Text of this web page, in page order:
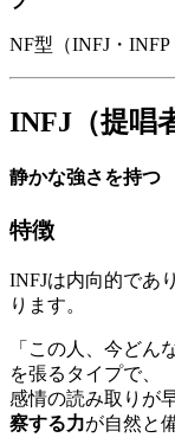
NF型（INFJ・INFP
INFJ（提唱
静かな強さを持つ
特徴
INFJは内向的であ
ります。
「この人、今どん
を張るタイプで、
感情の読み取りが
察する力が自然と